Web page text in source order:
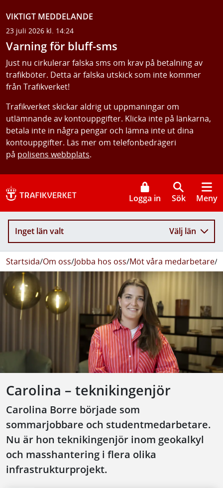
VIKTIGT MEDDELANDE
23 juli 2026 kl. 14:24
Varning för bluff-sms
Just nu cirkulerar falska sms om krav på betalning av
trafikböter. Detta är falska utskick som inte kommer
från Trafikverket!
Trafikverket skickar aldrig ut uppmaningar om
utlämnande av kontouppgifter. Klicka inte på länkarna,
betala inte in några pengar och lämna inte ut dina
kontouppgifter. Läs mer om telefonbedrägeri
på polisens webbplats.
Logga in Sök Meny
Inget län valt Välj län
Startsida/Om oss/Jobba hos oss/Möt våra medarbetare/
Carolina – teknikingenjör
Carolina Borre började som
sommarjobbare och studentmedarbetare.
Nu är hon teknikingenjör inom geokalkyl
och masshantering i flera olika
infrastrukturprojekt.